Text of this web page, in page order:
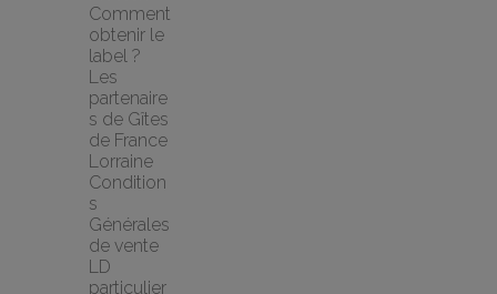
Comment
obtenir le
label ?
Les
partenaire
s de Gîtes
de France
Lorraine
Condition
s
Générales
de vente
LD
particulier